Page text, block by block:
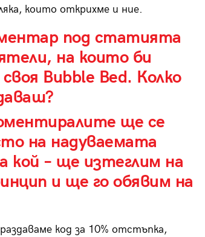
които открихме и ние.
под статията
на които би
Bubble Bed. Колко
ще се
на надуваемата
кой – ще изтеглим на
и ще го обявим на
код за 10% отстъпка,